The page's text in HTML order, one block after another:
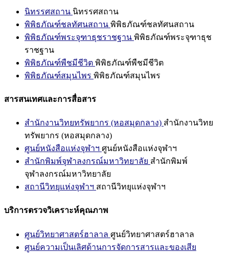
นิทรรศสถาน นิทรรศสถาน
พิพิธภัณฑ์ชลทัศนสถาน พิพิธภัณฑ์ชลทัศนสถาน
พิพิธภัณฑ์พระจุฑาธุชราชฐาน พิพิธภัณฑ์พระจุฑาธุช
ราชฐาน
พิพิธภัณฑ์พืชมีชีวิต พิพิธภัณฑ์พืชมีชีวิต
พิพิธภัณฑ์สมุนไพร พิพิธภัณฑ์สมุนไพร
สารสนเทศและการสื่อสาร
สำนักงานวิทยทรัพยากร (หอสมุดกลาง) สำนักงานวิทย
ทรัพยากร (หอสมุดกลาง)
ศูนย์หนังสือแห่งจุฬาฯ ศูนย์หนังสือแห่งจุฬาฯ
สำนักพิมพ์จุฬาลงกรณ์มหาวิทยาลัย สำนักพิมพ์
จุฬาลงกรณ์มหาวิทยาลัย
สถานีวิทยุแห่งจุฬาฯ สถานีวิทยุแห่งจุฬาฯ
บริการตรวจวิเคราะห์คุณภาพ
ศูนย์วิทยาศาสตร์ฮาลาล ศูนย์วิทยาศาสตร์ฮาลาล
ศูนย์ความเป็นเลิศด้านการจัดการสารและของเสีย